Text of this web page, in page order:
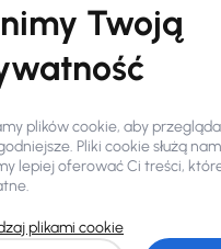
Bezpłatne WiFi
samochodów
, w tym auta
pojazd posiada
wraz z gwarancją
z naszej sieci liczącej19 000
Twoją
plików cookie, aby
Pliki cookie służą
lepiej oferować Ci treści,
plikami cookie